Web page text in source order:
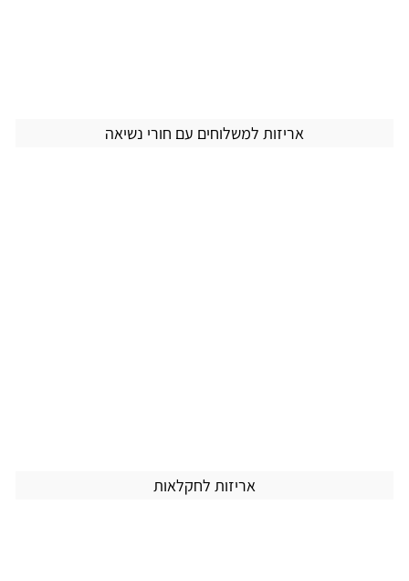
אריזות למשלוחים עם חורי נשיאה
אריזות לחקלאות